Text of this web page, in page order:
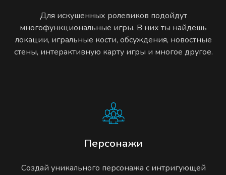
Для искушенных ролевиков подойдут
многофункциональные игры. В них ты найдешь
локации, игральные кости, обсуждения, новостные
стены, интерактивную карту игры и многое другое.
Персонажи
Создай уникального персонажа с интригующей